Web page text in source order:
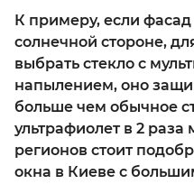
К примеру, если
солнечной стороне,
выбрать стекло с
напылением, оно
больше чем обычное
ультрафиолет в 2
регионов стоит
окна в Киеве с